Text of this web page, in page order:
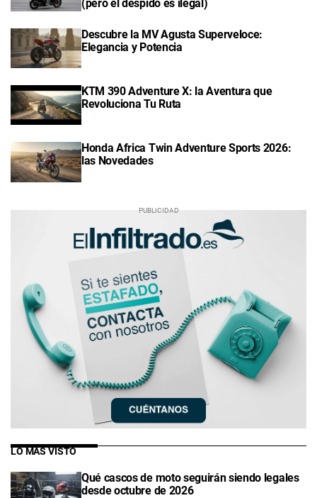
(pero el despido es ilegal)
Descubre la MV Agusta Superveloce:
Elegancia y Potencia
KTM 390 Adventure X: la Aventura que
Revoluciona Tu Ruta
Honda Africa Twin Adventure Sports 2026:
las Novedades
LO MÁS VISTO
Qué cascos de moto seguirán siendo legales
desde octubre de 2026